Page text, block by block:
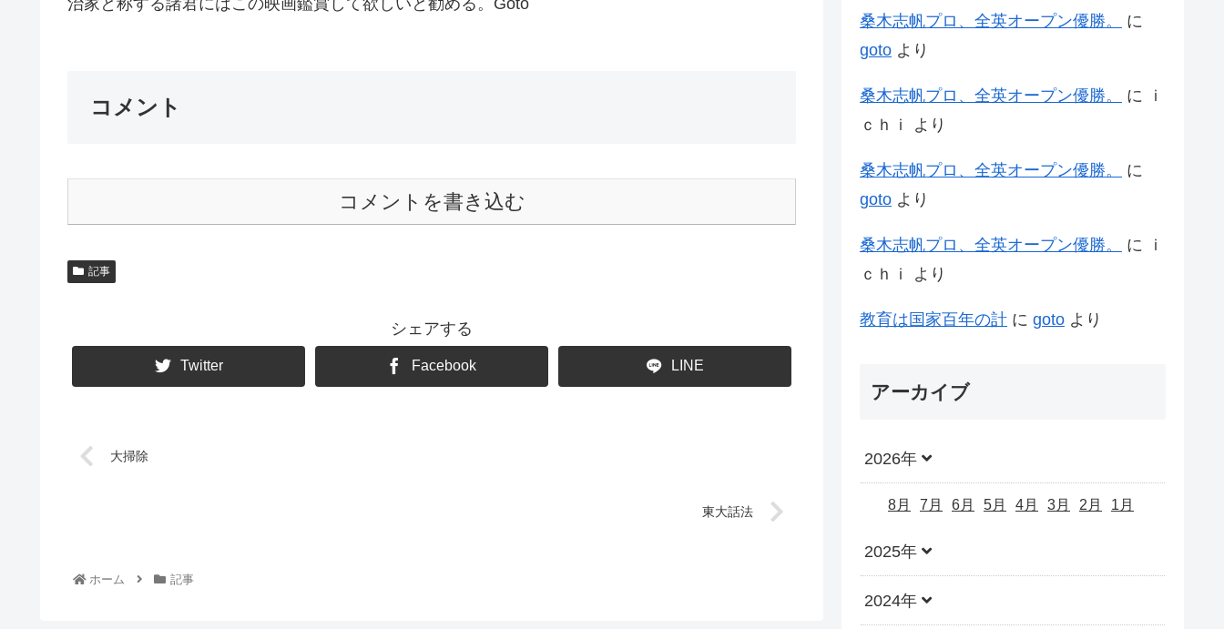
治家と称する諸君にはこの映画鑑賞して欲しいと勧める。Goto
コメント
コメントを書き込む
記事
シェアする
Twitter Facebook LINE
大掃除
東大話法
ホーム 記事
桑木志帆プロ、全英オープン優勝。
に
goto より
桑木志帆プロ、全英オープン優勝。 に
ｉ
ｃｈｉ
より
桑木志帆プロ、全英オープン優勝。
に
goto より
桑木志帆プロ、全英オープン優勝。 に
ｉ
ｃｈｉ
より
教育は国家百年の計 に goto より
アーカイブ
2026年
8月 7月 6月 5月 4月 3月 2月 1月
2025年
2024年